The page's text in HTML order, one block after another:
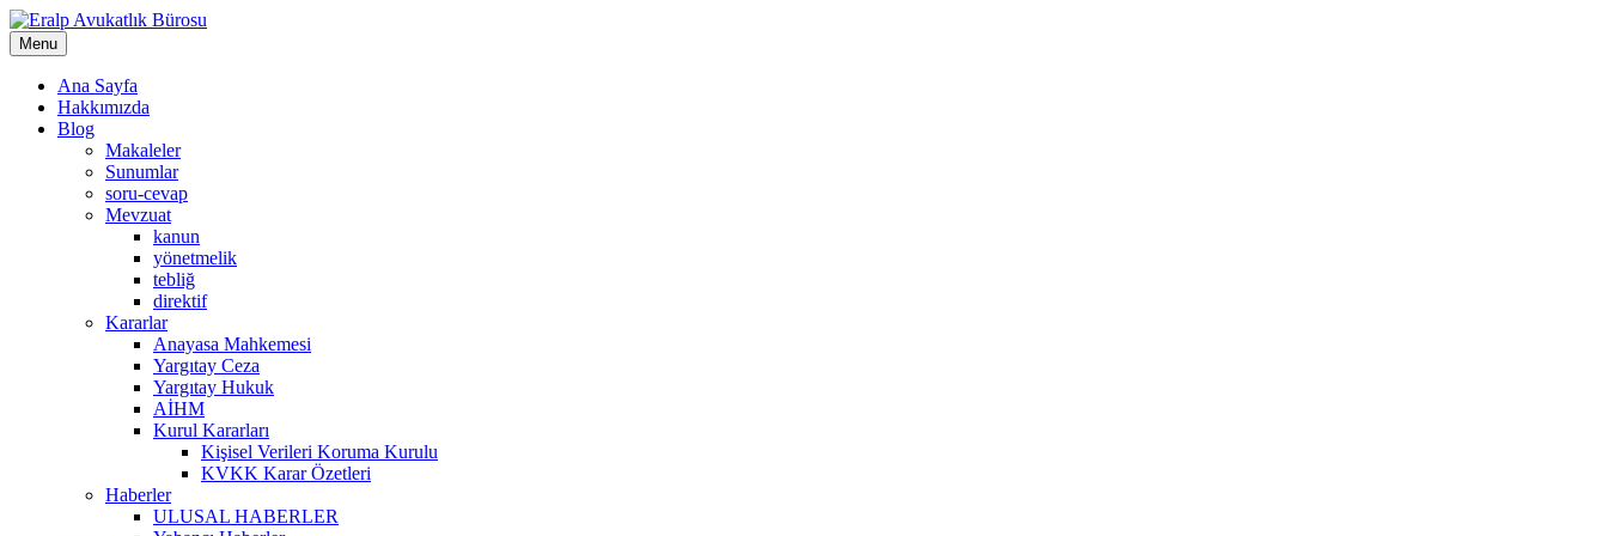
Skip
to
content
Menu
Ana Sayfa
Hakkımızda
Blog
Makaleler
Sunumlar
soru-cevap
Mevzuat
kanun
yönetmelik
tebliğ
direktif
Kararlar
Anayasa Mahkemesi
Yargıtay Ceza
Yargıtay Hukuk
AİHM
Kurul Kararları
Kişisel Verileri Koruma Kurulu
KVKK Karar Özetleri
Haberler
ULUSAL HABERLER